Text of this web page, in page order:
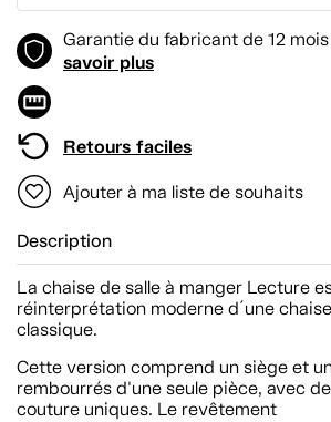
Garantie du fabricant de 12
savoir plus
Retours faciles
Ajouter à ma liste de souhaits
Description
La chaise de salle à manger Lecture
réinterprétation moderne d´une
classique.
Cette version comprend un siège et
rembourrés d'une seule pièce, avec
couture uniques. Le revêtement